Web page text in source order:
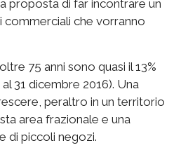
proposta di far incontrare un
commerciali che vorranno
75 anni sono quasi il 13%
31 dicembre 2016). Una
peraltro in un territorio
area frazionale e una
di piccoli negozi.